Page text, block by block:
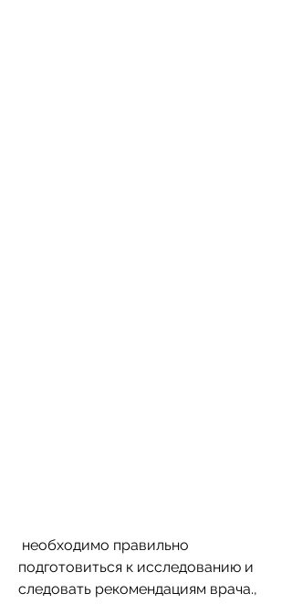
подготовиться к исследованию и
следовать рекомендациям врача.,